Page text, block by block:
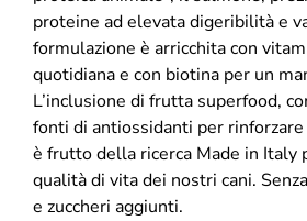
proteine ad elevata digeribilità e
formulazione è arricchita con
quotidiana e con biotina per un
L’inclusione di frutta superfood,
fonti di antiossidanti per rinforzare
è frutto della ricerca Made in Italy
qualità di vita dei nostri cani.
e zuccheri aggiunti.